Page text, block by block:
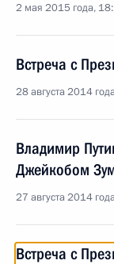
2 мая 2015 года,
Встреча с
28 августа 2014
Владимир
Джейкобом
27 августа 2014
Встреча с